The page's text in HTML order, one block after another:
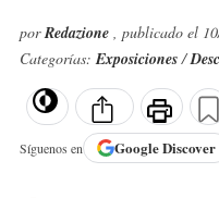
porRedazione , publicado el
Categorías:Exposiciones/
Síguenos en GoogleDiscover